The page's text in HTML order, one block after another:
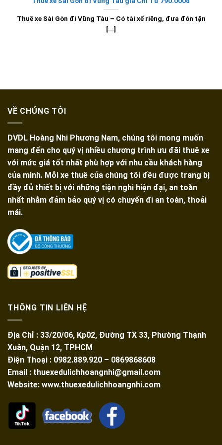
Thuê xe Sài Gòn đi Vũng Tàu – Có tài xế riêng, đưa đón tận
[...]
VỀ CHÚNG TÔI
DVDL Hoàng Nhi Phương Nam, chúng tôi mong muốn
mang đến cho quý vị nhiều chương trình ưu đãi thuê xe
với mức giá tốt nhất phù hợp với nhu cầu khách hàng
của mình. Mỗi xe thuê của chúng tôi đều được trang bị
đầy đủ thiết bị với những tiện nghi hiện đại, an toàn
nhất nhằm đảm bảo quý vị có chuyến đi an toàn, thoải
mái.
THÔNG TIN LIÊN HỆ
Địa Chỉ : 33/20/06, Kp02, Đường TX 33, Phường Thạnh
Xuân, Quận 12, TPHCM
Điện Thoại : 0982.889.920 – 0869868608
Email : thuexedulichhoangnhi@gmail.com
Website: www.thuexedulichhoangnhi.com